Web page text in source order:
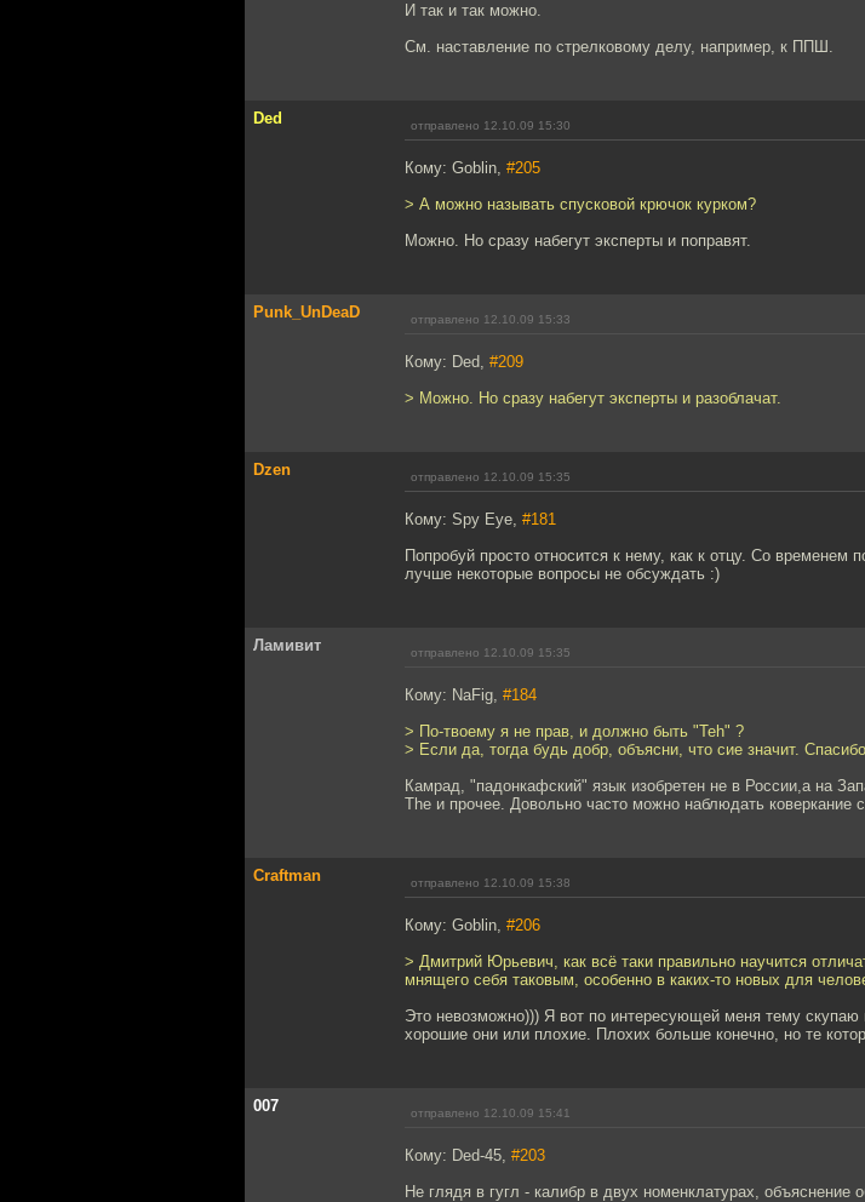
И так и так можно.
См. наставление по стрелковому делу, например, к ППШ.
Ded отправлено 12.10.09 15:30
Кому: Goblin, #205
> А можно называть спусковой крючок курком?
Можно. Но сразу набегут эксперты и поправят.
Punk_UnDeaD отправлено 12.10.09 15:33
Кому: Ded, #209
> Можно. Но сразу набегут эксперты и разоблачат.
Dzen отправлено 12.10.09 15:35
Кому: Spy Eye, #181
Попробуй просто относится к нему, как к отцу. Со
лучше некоторые вопросы не обсуждать :)
Ламивит отправлено 12.10.09 15:35
Кому: NaFig, #184
> По-твоему я не прав, и должно быть "Teh" ?
> Если да, тогда будь добр, объясни, что сие значит.
Камрад, "падонкафский" язык изобретен не в России,а на
The и прочее. Довольно часто можно наблюдать коверкание
Craftman отправлено 12.10.09 15:38
Кому: Goblin, #206
> Дмитрий Юрьевич, как всё таки правильно научится
мнящего себя таковым, особенно в каких-то новых для
Это невозможно))) Я вот по интересующей меня тему
хорошие они или плохие. Плохих больше конечно, но те
007 отправлено 12.10.09 15:41
Кому: Ded-45, #203
Не глядя в гугл - калибр в двух номенклатурах, объяснение